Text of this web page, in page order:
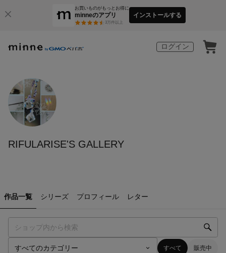
お買いものがもっとお得に
minneのアプリ
3万件以上
インストールする
ログイン
RIFULARISE'S GALLERY
作品一覧 シリーズ プロフィール レター
すべて 販売中